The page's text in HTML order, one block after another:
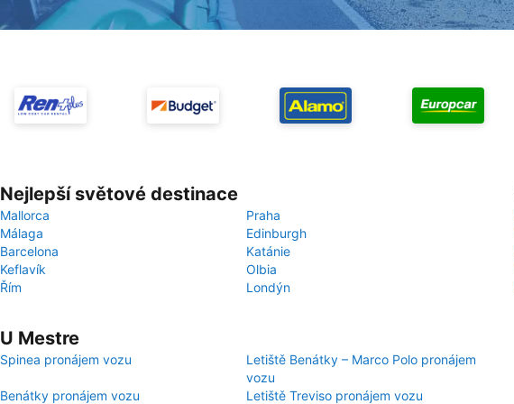
Nejlepší světové destinace
Mallorca
Praha
Málaga
Edinburgh
Barcelona
Katánie
Keflavík
Olbia
Řím
Londýn
U Mestre
Spinea pronájem vozu
Letiště Benátky – Marco Polo pronájem
vozu
Benátky pronájem vozu
Letiště Treviso pronájem vozu